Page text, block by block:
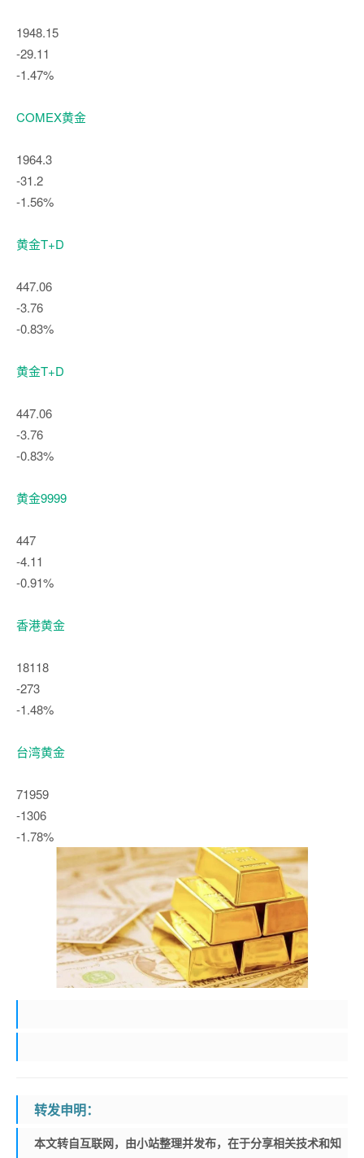
1948.15
-29.11
-1.47%
COMEX黄金
1964.3
-31.2
-1.56%
黄金T+D
447.06
-3.76
-0.83%
黄金T+D
447.06
-3.76
-0.83%
黄金9999
447
-4.11
-0.91%
香港黄金
18118
-273
-1.48%
台湾黄金
71959
-1306
-1.78%
转发申明：
本文转自互联网，由小站整理并发布，在于分享相关技术和知